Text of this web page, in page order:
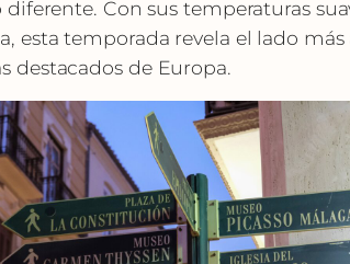
Con sus temperaturas
esta temporada revela el lado
destacados de Europa.